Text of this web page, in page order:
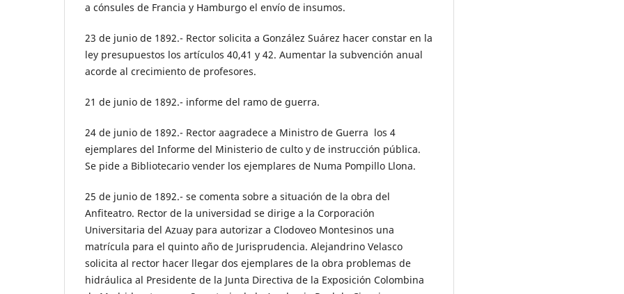
a cónsules de Francia y Hamburgo el envío de insumos.
23 de junio de 1892.- Rector solicita a González Suárez hacer constar en la
ley presupuestos los artículos 40,41 y 42. Aumentar la subvención anual
acorde al crecimiento de profesores.
21 de junio de 1892.- informe del ramo de guerra.
24 de junio de 1892.- Rector aagradece a Ministro de Guerra los 4
ejemplares del Informe del Ministerio de culto y de instrucción pública.
Se pide a Bibliotecario vender los ejemplares de Numa Pompillo Llona.
25 de junio de 1892.- se comenta sobre a situación de la obra del
Anfiteatro. Rector de la universidad se dirige a la Corporación
Universitaria del Azuay para autorizar a Clodoveo Montesinos una
matrícula para el quinto año de Jurisprudencia. Alejandrino Velasco
solicita al rector hacer llegar dos ejemplares de la obra problemas de
hidráulica al Presidente de la Junta Directiva de la Exposición Colombina